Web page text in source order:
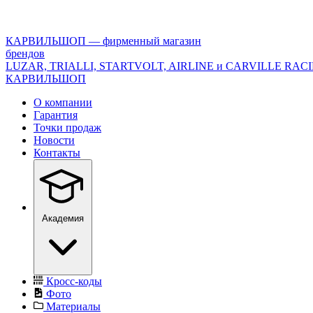
version="1.0"
encoding="utf-
8"?
>
КАРВИЛЬШОП — фирменный магазин
брендов
LUZAR, TRIALLI, STARTVOLT, AIRLINE и CARVILLE
КАРВИЛЬШОП
О компании
Гарантия
Точки продаж
Новости
Контакты
Академия
Кросс-коды
Фото
Материалы